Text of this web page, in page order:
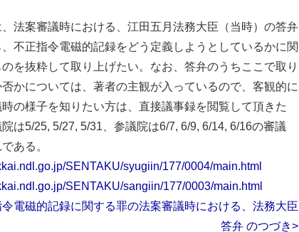
、法案審議時における、江田五月法務大臣（当時）の答弁
不正指令電磁的記録をどう定義しようとしているかに関
を抜粋して取り上げたい。なお、答弁のうちここで取り
否かについては、著者の主観が入っているので、客観的に
の様子を知りたい方は、直接議事録を閲覧して頂きた
は5/25, 5/27, 5/31、参議院は6/7, 6/9, 6/14, 6/16の審議
ある。
SENTAKU/syugiin/177/0004/main.html
SENTAKU/sangiin/177/0003/main.html
電磁的記録に関する罪の法案審議時における、法務大臣
答弁 のつづき>